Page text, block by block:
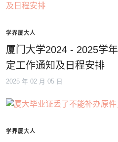
学界厦大人
厦门大学2024 - 2025学
定工作通知及日程安排
2025 年 02 月 05 日
学界厦大人